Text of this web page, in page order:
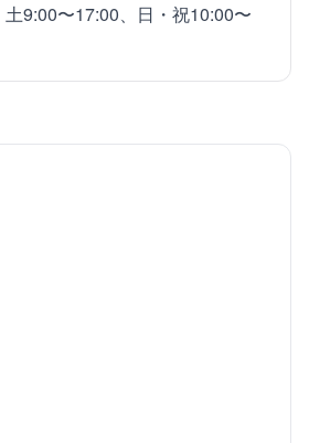
9:00〜17:00、日・祝10:00〜